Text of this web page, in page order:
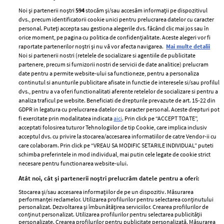
ELLE Style Awards
2024
Despre ELLE
Romania
Contact
Abonamente
Termeni si conditii
Politica de
confidențialitate
Politica de cookies
Publicitate
GSP
Unica
Baby
femei
Viva
Avantaje
Noi și partenerii noștri594stocăm și/sau accesăm informații pe dispozitivul
dvs., precum identificatorii cookie unici pentru prelucrarea datelor cu caracter
personal. Puteți accepta sau gestiona alegerile dvs. făcând clic mai jos sau în
orice moment, pe pagina cu politica de confidențialitate. Aceste alegeri vor fi
raportate partenerilor noștri și nu vă vor afecta navigarea. Mai multe detalii
Noi si partenerii nostri (retelele de socializare si agentiile de publicitate
partenere, precum si furnizorii nostri de servicii de date analitice) prelucram
date pentru a permite website-ului sa functioneze, pentru a personaliza
continutul si anunturile publicitare afisate in functie de interesele si/sau profilul
dvs., pentru a va oferi functionalitati aferente retelelor de socializare si pentru a
analiza traficul pe website. Beneficiati de drepturile prevazute de art. 15-22 din
GDPR in legatura cu prelucrarea datelor cu caracter personal. Aceste drepturi pot
fi exercitate prin modalitatea indicataaici. Prin click pe “ACCEPT TOATE”,
acceptati folosirea tuturor Tehnologiilor de tip Cookie, care implica inclusiv
acceptul dvs. cu privire la stocarea/accesarea informatiilor de catre Vendor-ii cu
care colaboram. Prin click pe “VREAU SA MODIFIC SETARILE INDIVIDUAL” puteti
schimba preferintele in mod individual, mai putin cele legate de cookie strict
necesare pentru functionarea website-ului.
Atât noi, cât și partenerii noștri prelucrăm datele pentru a oferi:
Stocarea și/sau accesarea informațiilor de pe un dispozitiv. Măsurarea
performanței reclamelor. Utilizarea profilurilor pentru selectarea conținutului
personalizat. Dezvoltarea și îmbunătățirea serviciilor. Crearea profilurilor de
conținut personalizat. Utilizarea profilurilor pentru selectarea publicității
personalizate. Crearea profilurilor pentru publicitate personalizată. Măsurarea